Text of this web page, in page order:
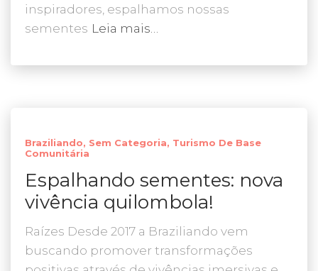
inspiradores, espalhamos nossas
sementes Leia mais…
Braziliando Sem Categoria
Turismo De Base
Comunitária
Espalhando sementes: nova
vivência quilombola!
Raízes Desde 2017 a Braziliando vem
buscando promover transformações